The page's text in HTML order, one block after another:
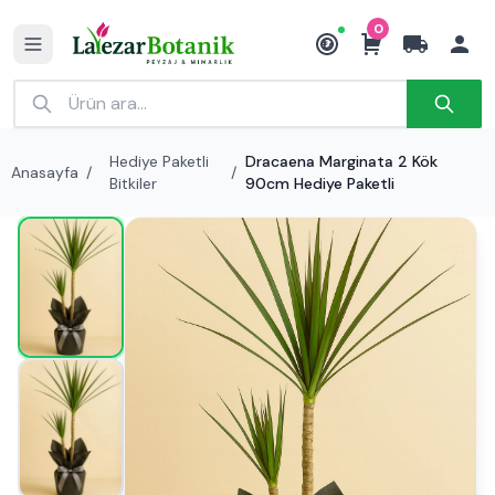
₺
0
Anasayfa /
Hediye Paketli
Bitkiler
/
Dracaena Marginata 2 Kök
90cm Hediye Paketli